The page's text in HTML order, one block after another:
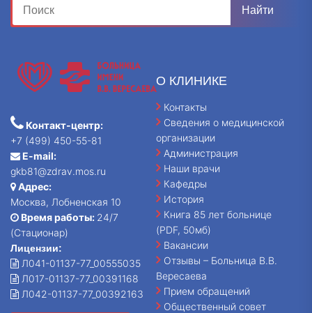
Контакт-центр:
+7 (499) 450-55-81
E-mail:
gkb81@zdrav.mos.ru
Адрес:
Москва, Лобненская 10
Время работы: 24/7
(Стационар)
Лицензии:
Л041-01137-77_00555035
Л017-01137-77_00391168
Л042-01137-77_00392163
О КЛИНИКЕ
Контакты
Сведения о медицинской
организации
Администрация
Наши врачи
Кафедры
История
Книга 85 лет больнице
(PDF, 50мб)
Вакансии
Отзывы – Больница В.В.
Вересаева
Прием обращений
Общественный совет